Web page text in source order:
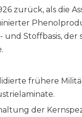
zurück, als die
Stoffbasis,
frühere
der